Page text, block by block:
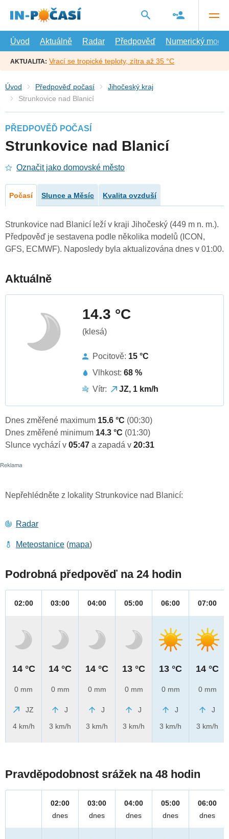
hlavní
Úvod
Aktuálně Radar Předpověď Numerický model
AKTUALITA: Vrací se tropické teploty, zítra až 35 °C
Úvod Předpověď počasí
Jihočeský kraj
Strunkovice nad Blanicí
PŘEDPOVĚĎ POČASÍ
Strunkovice nad Blanicí
Označit jako domovské město
Počasí Slunce a Měsíc Kvalita ovzduší
Strunkovice nad Blanicí leží v kraji Jihočeský (449 m n. m.).
Předpověď je sestavena podle několika modelů (ICON,
GFS, ECMWF). Naposledy byla aktualizována dnes v 01:00.
Aktuálně
14.3 °C
(klesá)
Pocitově: 15 °C
Vlhkost: 68 %
Vítr:
JZ, 1 km/h
Dnes změřené maximum 15.6 °C (00:30)
Dnes změřené minimum 14.3 °C (01:30)
Slunce vychází v 05:47 a zapadá v 20:31
Nepřehlédněte z lokality Strunkovice nad Blanicí:
Radar
Meteostanice (mapa)
Podrobná předpověď na 24 hodin
02:00
14 °C
0 mm
JZ
4 km/h
03:00
14 °C
0 mm
J
3 km/h
04:00
14 °C
0 mm
J
3 km/h
05:00
13 °C
0 mm
J
3 km/h
06:00
13 °C
0 mm
J
3 km/h
07:00
14 °C
0 mm
J
3 km/h
Pravděpodobnost srážek na 48 hodin
02:00
dnes
03:00
dnes
04:00
dnes
05:00
dnes
06:00
dnes